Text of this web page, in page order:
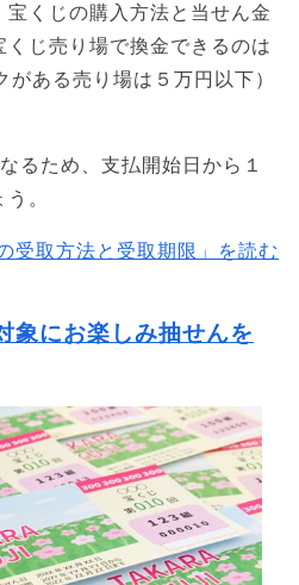
くじの購入方法と当せん金
じ売り場で換金できるのは
ある売り場は５万円以下）
るため、支払開始日から１
。
受取方法と受取期限」を読む
象にお楽しみ抽せんを